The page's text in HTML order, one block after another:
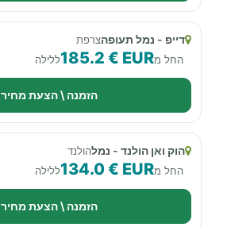
דייפ - נמל תעופהצרפת
החל מ185.2 € EURללילה
הזמנה \ הצעת מחיר
הוק ואן הולנד - נמלהולנד
החל מ134.0 € EURללילה
הזמנה \ הצעת מחיר